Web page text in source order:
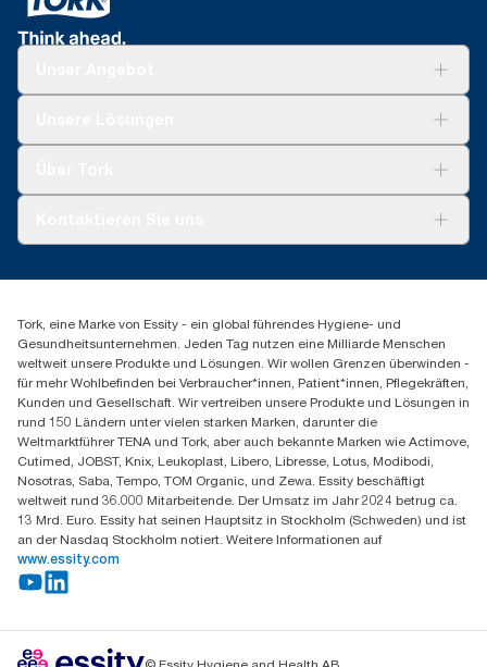
Spenderreklamation
+41 (0)848/810152
Essity Switzerland AG
Parkstraße 1b
6214 Schenkon
Mo-Do 8:00-16:30 | Fr 8:00-15:00
GLN: 7609999000928
Tork, eine Marke von Essity - ein global führendes Hygiene- und
Gesundheitsunternehmen. Jeden Tag nutzen eine Milliarde Menschen
weltweit unsere Produkte und Lösungen. Wir wollen Grenzen überwinden -
für mehr Wohlbefinden bei Verbraucher*innen, Patient*innen, Pflegekräften,
Kunden und Gesellschaft. Wir vertreiben unsere Produkte und Lösungen in
rund 150 Ländern unter vielen starken Marken, darunter die
Weltmarktführer TENA und Tork, aber auch bekannte Marken wie Actimove,
Cutimed, JOBST, Knix, Leukoplast, Libero, Libresse, Lotus, Modibodi,
Nosotras, Saba, Tempo, TOM Organic, und Zewa. Essity beschäftigt
weltweit rund 36.000 Mitarbeitende. Der Umsatz im Jahr 2024 betrug ca.
13 Mrd. Euro. Essity hat seinen Hauptsitz in Stockholm (Schweden) und ist
an der Nasdaq Stockholm notiert. Weitere Informationen auf
www.essity.com